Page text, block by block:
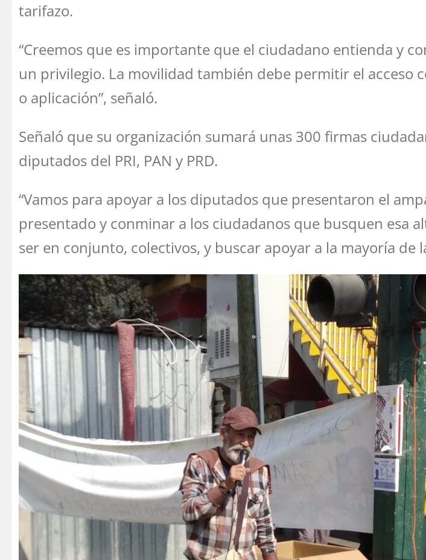
tarifazo.
“Creemos que es importante que el ciudadano entienda y
un privilegio. La movilidad también debe permitir el acceso
o aplicación”, señaló.
Señaló que su organización sumará unas 300 firmas
diputados del PRI, PAN y PRD.
“Vamos para apoyar a los diputados que presentaron el
presentado y conminar a los ciudadanos que busquen esa
ser en conjunto, colectivos, y buscar apoyar a la mayoría de